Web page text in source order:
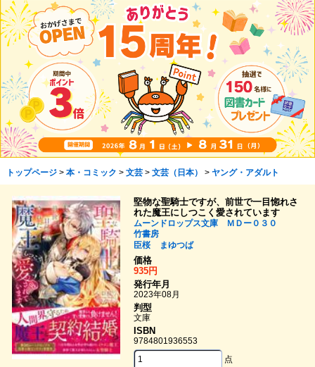
トップページ> 本・コミック > 文芸> 文芸（日本） > ヤング・アダルト
堅物な聖騎士ですが、前世で一目惚れさ
れた魔王にしつこく愛されています
ムーンドロップス文庫 ＭＤー０３０
竹書房
臣桜
まゆつば
価格
935円
発行年月
2023年08月
判型
文庫
ISBN
9784801936553
点